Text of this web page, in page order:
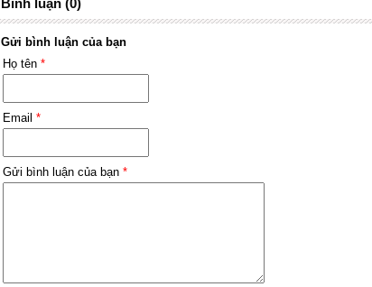
Gửi bình luận của bạn
Họ tên*
Email*
Gửi bình luận của bạn*